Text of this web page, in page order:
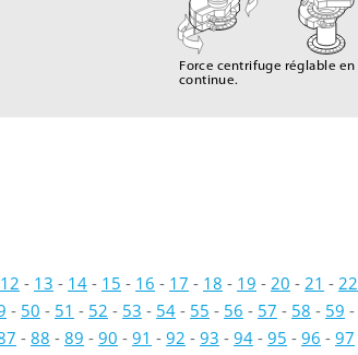
Force centrifuge réglable en
continue.
12 - 13 - 14 - 15 - 16 - 17 - 18 - 19 - 20 - 21 - 22
- 50 - 51 - 52 - 53 - 54 - 55 - 56 - 57 - 58 - 59 -
- 88 - 89 - 90 - 91 - 92 - 93 - 94 - 95 - 96 - 97